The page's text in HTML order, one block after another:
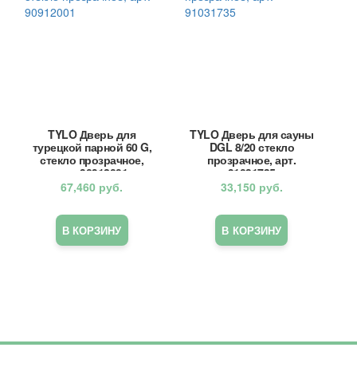
TYLO Дверь для
турецкой парной 60 G,
стекло прозрачное,
арт. 90912001
67,460 руб.
В КОРЗИНУ
TYLO Дверь для сауны
DGL 8/20 стекло
прозрачное, арт.
91031735
33,150руб.
В КОРЗИНУ